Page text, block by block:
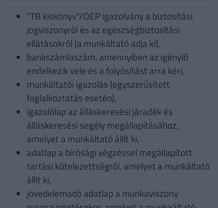
"TB kiskönyv"/OEP igazolvány a biztosítási
jogviszonyról és az egészségbiztosítási
ellátásokról (a munkáltató adja ki),
bankszámlaszám, amennyiben az igénylő
endelkezik vele és a folyósítást arra kéri,
munkáltatói igazolás (egyszerűsített
foglalkoztatás esetén),
igazolólap az álláskeresési járadék és
álláskeresési segély megállapításához,
amelyet a munkáltató állít ki,
adatlap a bírósági végzéssel megállapított
tartási kötelezettségről, amelyet a munkáltató
állít ki,
jövedelemadó adatlap a munkaviszony